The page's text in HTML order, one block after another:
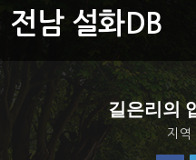
전남 설화DB
설화DB
통합검색 길은리의
지역